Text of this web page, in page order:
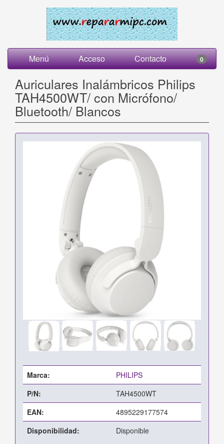
Menú Acceso Contacto 0
Auriculares Inalámbricos Philips
TAH4500WT/ con Micrófono/
Bluetooth/ Blancos
Marca:
PHILIPS
P/N:
TAH4500WT
EAN:
4895229177574
Disponibilidad:
Disponible